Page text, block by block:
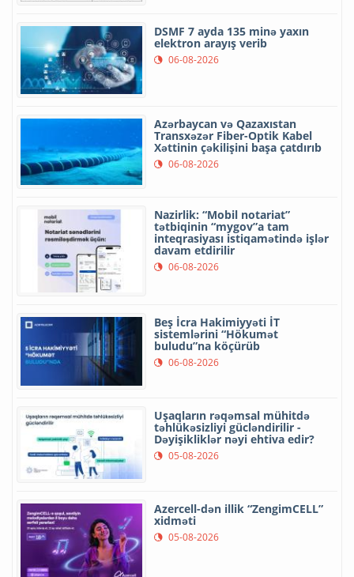
DSMF 7 ayda 135 minə yaxın
elektron arayış verib
06-08-2026
Azərbaycan və Qazaxıstan
Transxəzər Fiber-Optik Kabel
Xəttinin çəkilişini başa çatdırıb
06-08-2026
Nazirlik: “Mobil notariat”
tətbiqinin “mygov”a tam
inteqrasiyası istiqamətində işlər
davam etdirilir
06-08-2026
Beş İcra Hakimiyyəti İT
sistemlərini “Hökumət
buludu”na köçürüb
06-08-2026
Uşaqların rəqəmsal mühitdə
təhlükəsizliyi gücləndirilir -
Dəyişikliklər nəyi ehtiva edir?
05-08-2026
Azercell-dən illik “ZengimCELL”
xidməti
05-08-2026